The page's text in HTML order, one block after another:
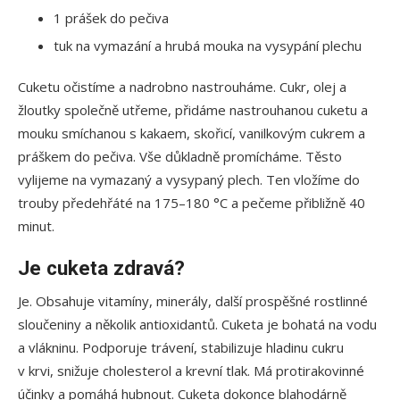
1 prášek do pečiva
tuk na vymazání a hrubá mouka na vysypání plechu
Cuketu očistíme a nadrobno nastrouháme. Cukr, olej a
žloutky společně utřeme, přidáme nastrouhanou cuketu a
mouku smíchanou s kakaem, skořicí, vanilkovým cukrem a
práškem do pečiva. Vše důkladně promícháme. Těsto
vylijeme na vymazaný a vysypaný plech. Ten vložíme do
trouby předehřáté na 175–180 °C a pečeme přibližně 40
minut.
Je cuketa zdravá?
Je. Obsahuje vitamíny, minerály, další prospěšné rostlinné
sloučeniny a několik antioxidantů. Cuketa je bohatá na vodu
a vlákninu. Podporuje trávení, stabilizuje hladinu cukru
v krvi, snižuje cholesterol a krevní tlak. Má protirakovinné
účinky a pomáhá hubnout. Cuketa dokonce blahodárně